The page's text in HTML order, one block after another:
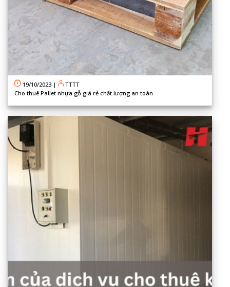
19/10/2023 |
TTTT
Cho thuê Pallet nhựa gỗ giá rẻ chất lượng an toàn